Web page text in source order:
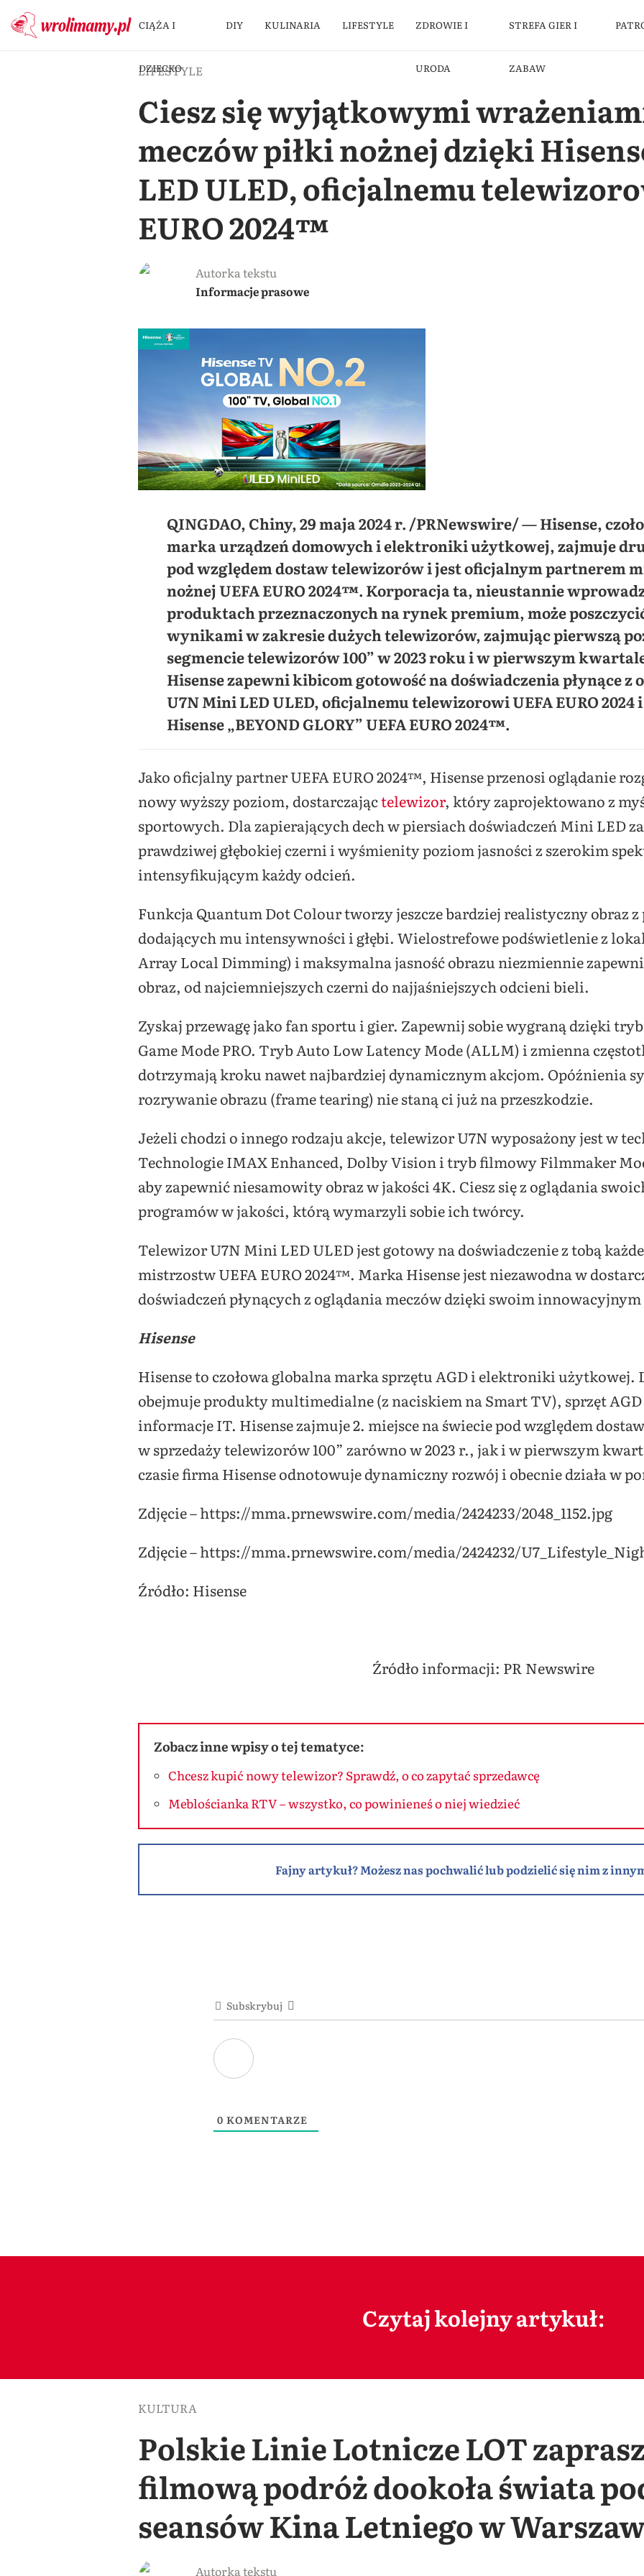
CIĄŻA I
DZIECKO
DIY KULINARIA LIFESTYLE ZDROWIE I
URODA
STREFA GIER I
ZABAW
LIFESTYLE
Ciesz się wyjątkowymi
meczów piłki nożnej dzięki
LED ULED, oficjalnemu
EURO 2024™
Autorka tekstu
Informacje prasowe
QINGDAO, Chiny, 29 maja 2024 r. /PRNewswire/ — Hisense,
marka urządzeń domowych i elektroniki użytkowej, zajmuje
pod względem dostaw telewizorów i jest oficjalnym partnerem
nożnej UEFA EURO 2024™. Korporacja ta, nieustannie
produktach przeznaczonych na rynek premium, może
wynikami w zakresie dużych telewizorów, zajmując pierwszą
segmencie telewizorów 100” w 2023 roku i w pierwszym
Hisense zapewni kibicom gotowość na doświadczenia płynące z
U7N Mini LED ULED, oficjalnemu telewizorowi UEFA EURO
Hisense „BEYOND GLORY” UEFA EURO 2024™.
Jako oficjalny partner UEFA EURO 2024™, Hisense przenosi oglądanie
nowy wyższy poziom, dostarczająctelewizor, który zaprojektowano z
sportowych. Dla zapierających dech w piersiach doświadczeń Mini LED
prawdziwej głębokiej czerni i wyśmienity poziom jasności z szerokim
intensyfikującym każdy odcień.
Funkcja Quantum Dot Colour tworzy jeszcze bardziej realistyczny obraz
dodających mu intensywności i głębi. Wielostrefowe podświetlenie z
Array Local Dimming) i maksymalna jasność obrazu niezmiennie
obraz, od najciemniejszych czerni do najjaśniejszych odcieni bieli.
Zyskaj przewagę jako fan sportu i gier. Zapewnij sobie wygraną dzięki
Game Mode PRO. Tryb Auto Low Latency Mode (ALLM) i zmienna
dotrzymają kroku nawet najbardziej dynamicznym akcjom. Opóźnienia
rozrywanie obrazu (frame tearing) nie staną ci już na przeszkodzie.
Jeżeli chodzi o innego rodzaju akcje, telewizor U7N wyposażony jest w
Technologie IMAX Enhanced, Dolby Vision i tryb filmowy Filmmaker
aby zapewnić niesamowity obraz w jakości 4K. Ciesz się z oglądania
programów w jakości, którą wymarzyli sobie ich twórcy.
Telewizor U7N Mini LED ULED jest gotowy na doświadczenie z tobą
mistrzostw UEFA EURO 2024™. Marka Hisense jest niezawodna w
doświadczeń płynących z oglądania meczów dzięki swoim
Hisense
Hisense to czołowa globalna marka sprzętu AGD i elektroniki użytkowej.
obejmuje produkty multimedialne (z naciskiem na Smart TV), sprzęt
informacje IT. Hisense zajmuje 2. miejsce na świecie pod względem
w sprzedaży telewizorów 100” zarówno w 2023 r., jak i w pierwszym
czasie firma Hisense odnotowuje dynamiczny rozwój i obecnie działa w
Zdjęcie – https://mma.prnewswire.com/media/2424233/2048_1152.jpg
Zdjęcie – https://mma.prnewswire.com/media/2424232/
Źródło: Hisense
Źródło informacji: PR Newswire
Zobacz inne wpisy o tej tematyce:
Chcesz kupić nowy telewizor? Sprawdź, o co zapytać sprzedawcę
Meblościanka RTV – wszystko, co powinieneś o niej wiedzieć
Fajny artykuł? Możesz nas pochwalić lub podzielić się nim z
Subskrybuj
0 KOMENTARZE
Czytaj kolejny artykuł:
KULTURA
Polskie Linie Lotnicze LOT
filmową podróż dookoła świata
seansów Kina Letniego w
Autorka tekstu